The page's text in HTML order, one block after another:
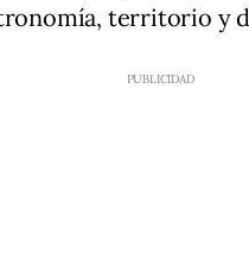
territorio y